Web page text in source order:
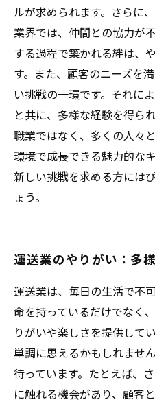
ルが求められます。さらに
業界では、仲間との協力が
する過程で築かれる絆は、
す。また、顧客のニーズを
い挑戦の一環です。それに
と共に、多様な経験を得ら
職業ではなく、多くの人々
環境で成長できる魅力的な
新しい挑戦を求める方には
ょう。
運送業のやりがい：多
運送業は、毎日の生活で不
命を持っているだけでなく
りがいや楽しさを提供して
単調に思えるかもしれませ
待っています。たとえば、
に触れる機会があり、顧客